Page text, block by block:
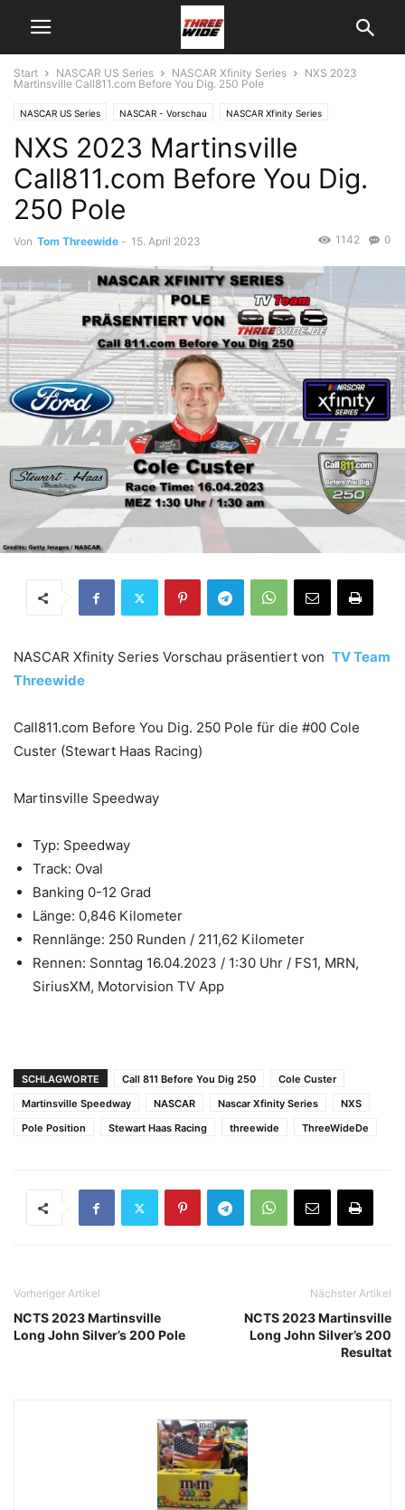
Start NASCAR US Series NASCAR Xfinity Series
NXS 2023
Martinsville Call811.com Before You Dig. 250 Pole
NASCAR US Series NASCAR - Vorschau NASCAR Xfinity Series
NXS 2023 Martinsville
Call811.com Before You Dig.
250 Pole
Von Tom Threewide - 15. April 2023 0
1142
NASCAR Xfinity Series Vorschau präsentiert von TV Team
Threewide
Call811.com Before You Dig. 250 Pole für die #00 Cole
Custer (Stewart Haas Racing)
Martinsville Speedway
Typ: Speedway
Track: Oval
Banking 0-12 Grad
Länge: 0,846 Kilometer
Rennlänge: 250 Runden / 211,62 Kilometer
Rennen: Sonntag 16.04.2023 / 1:30 Uhr / FS1, MRN,
SiriusXM, Motorvision TV App
SCHLAGWORTE Call 811 Before You Dig 250
Cole Custer
Martinsville Speedway
NASCAR Nascar Xfinity Series
NXS
Pole Position
Stewart Haas Racing threewide ThreeWideDe
Vorheriger Artikel
NCTS 2023 Martinsville
Long John Silver’s 200 Pole
Nächster Artikel
NCTS 2023 Martinsville
Long John Silver’s 200
Resultat